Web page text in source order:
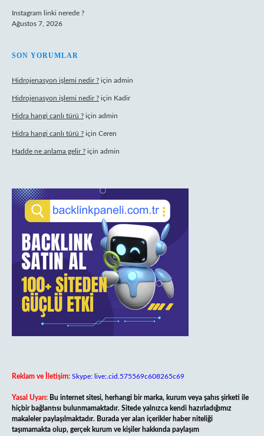
Instagram linki nerede ?
Ağustos 7, 2026
SON YORUMLAR
Hidrojenasyon işlemi nedir ? için admin
Hidrojenasyon işlemi nedir ? için Kadir
Hidra hangi canlı türü ? için admin
Hidra hangi canlı türü ? için Ceren
Hadde ne anlama gelir ? için admin
Reklam ve İletişim: Skype: live:.cid.575569c608265c69
Yasal Uyarı: Bu internet sitesi, herhangi bir marka, kurum veya şahıs şirketi ile
hiçbir bağlantısı bulunmamaktadır. Sitede yalnızca kendi hazırladığımız
makaleler paylaşılmaktadır. Burada yer alan içerikler haber niteliği
taşımamakta olup, gerçek kurum ve kişiler hakkında paylaşım